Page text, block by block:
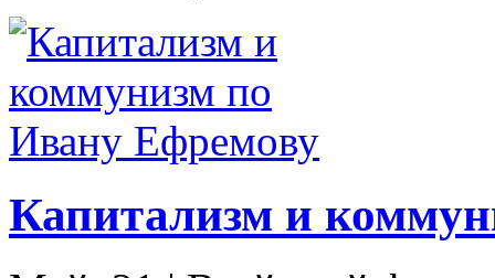
Капитализм и